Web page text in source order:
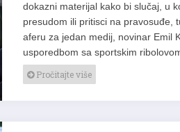
dokazni materijal kako bi slučaj, u
presudom ili pritisci na pravosuđe,
aferu za jedan medij, novinar Emil
usporedbom sa sportskim
Pročitajte više